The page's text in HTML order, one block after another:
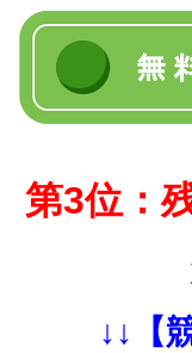
第3位：
↓↓【